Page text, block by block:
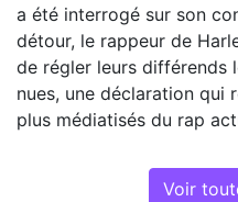
a été interrogé sur son
détour, le rappeur de
de régler leurs différends
nues, une déclaration qui
plus médiatisés du rap
Voir